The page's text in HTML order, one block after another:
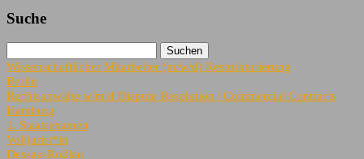
Suche
Wissenschaftlicher Mitarbeiter (m/w/d) Restrukturierung
Berlin
Rechtsanwälte w/m/d Dispute Resolution | Commercial Contracts
Hamburg
1. Staatsexamen
Volljurist*in
Dessau-Roßlau